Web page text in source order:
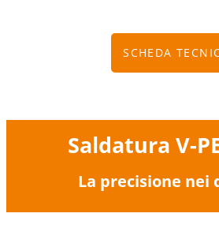
SCHEDA
Saldatura V-
La precisione nei